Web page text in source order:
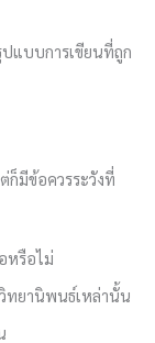
ปแบบการเขียนที่ถูก
มีข้อควรระวังที่
หรือไม่
ทยานิพนธ์เหล่านั้น